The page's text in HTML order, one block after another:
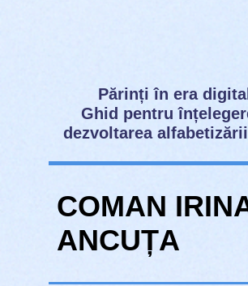
Părinți în era
Ghid pentru
dezvoltarea
COMAN
ANCUȚA